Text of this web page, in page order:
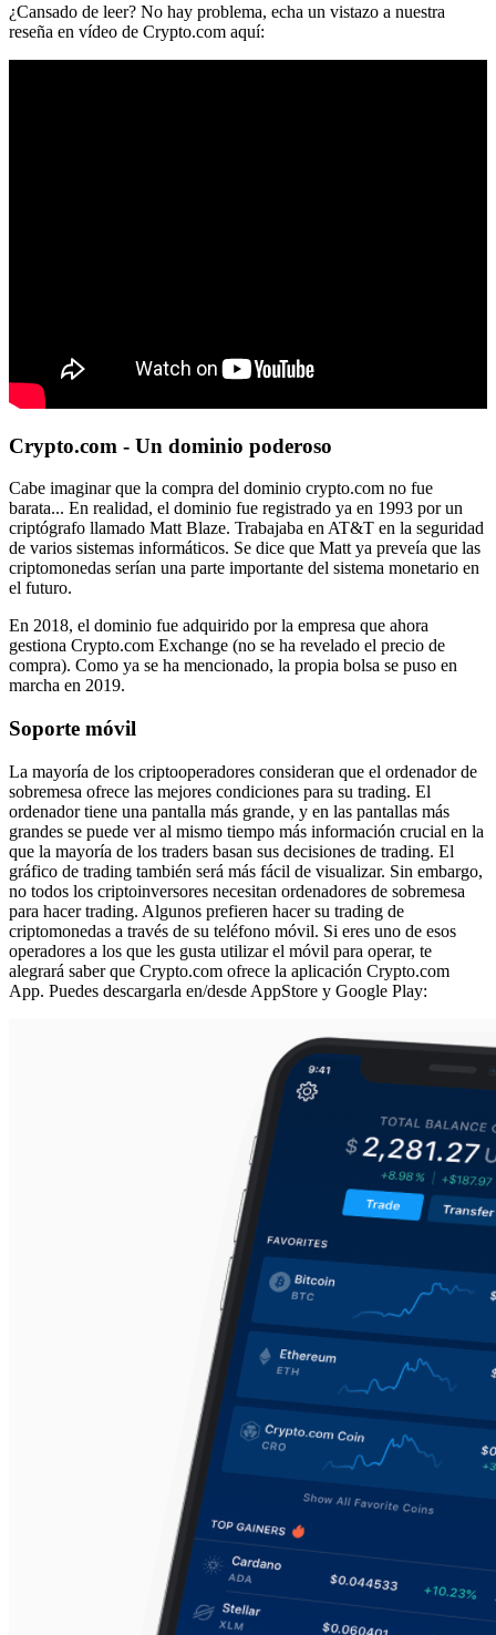
¿Cansado de leer? No hay problema, echa un vistazo a nuestra
reseña en vídeo de Crypto.com aquí:
Crypto.com - Un dominio poderoso
Cabe imaginar que la compra del dominio crypto.com no fue
barata... En realidad, el dominio fue registrado ya en 1993 por un
criptógrafo llamado Matt Blaze. Trabajaba en AT&T en la seguridad
de varios sistemas informáticos. Se dice que Matt ya preveía que las
criptomonedas serían una parte importante del sistema monetario en
el futuro.
En 2018, el dominio fue adquirido por la empresa que ahora
gestiona Crypto.com Exchange (no se ha revelado el precio de
compra). Como ya se ha mencionado, la propia bolsa se puso en
marcha en 2019.
Soporte móvil
La mayoría de los criptooperadores consideran que el ordenador de
sobremesa ofrece las mejores condiciones para su trading. El
ordenador tiene una pantalla más grande, y en las pantallas más
grandes se puede ver al mismo tiempo más información crucial en la
que la mayoría de los traders basan sus decisiones de trading. El
gráfico de trading también será más fácil de visualizar. Sin embargo,
no todos los criptoinversores necesitan ordenadores de sobremesa
para hacer trading. Algunos prefieren hacer su trading de
criptomonedas a través de su teléfono móvil. Si eres uno de esos
operadores a los que les gusta utilizar el móvil para operar, te
alegrará saber que Crypto.com ofrece la aplicación Crypto.com
App. Puedes descargarla en/desde AppStore y Google Play: